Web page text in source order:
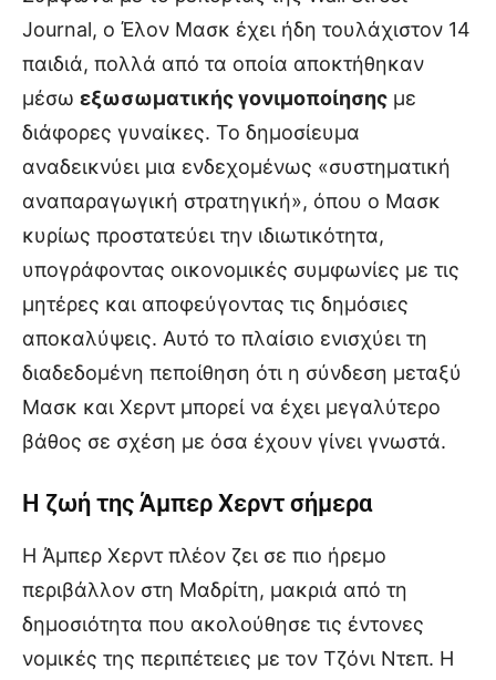
Journal, ο Έλον Μασκ έχει ήδη τουλάχιστον 14
παιδιά, πολλά από τα οποία αποκτήθηκαν
μέσω εξωσωματικής γονιμοποίησης με
διάφορες γυναίκες. Το δημοσίευμα
αναδεικνύει μια ενδεχομένως «συστηματική
αναπαραγωγική στρατηγική», όπου ο Μασκ
κυρίως προστατεύει την ιδιωτικότητα,
υπογράφοντας οικονομικές συμφωνίες με τις
μητέρες και αποφεύγοντας τις δημόσιες
αποκαλύψεις. Αυτό το πλαίσιο ενισχύει τη
διαδεδομένη πεποίθηση ότι η σύνδεση μεταξύ
Μασκ και Χερντ μπορεί να έχει μεγαλύτερο
βάθος σε σχέση με όσα έχουν γίνει γνωστά.
Η ζωή της Άμπερ Χερντ σήμερα
Η Άμπερ Χερντ πλέον ζει σε πιο ήρεμο
περιβάλλον στη Μαδρίτη, μακριά από τη
δημοσιότητα που ακολούθησε τις έντονες
νομικές της περιπέτειες με τον Τζόνι Ντεπ. Η